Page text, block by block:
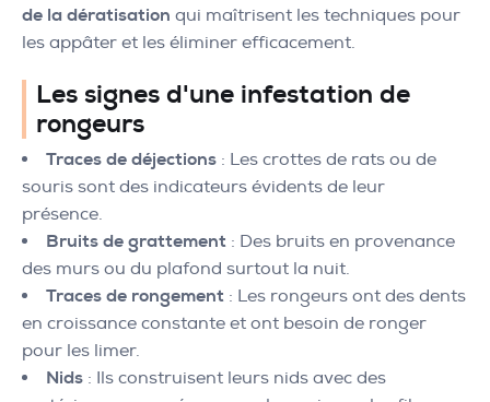
de la dératisation qui maîtrisent les techniques pour
les appâter et les éliminer efficacement.
Les signes d'une infestation de
rongeurs
Traces de déjections : Les crottes de rats ou de
souris sont des indicateurs évidents de leur
présence.
Bruits de grattement : Des bruits en provenance
des murs ou du plafond surtout la nuit.
Traces de rongement : Les rongeurs ont des dents
en croissance constante et ont besoin de ronger
pour les limer.
Nids : Ils construisent leurs nids avec des